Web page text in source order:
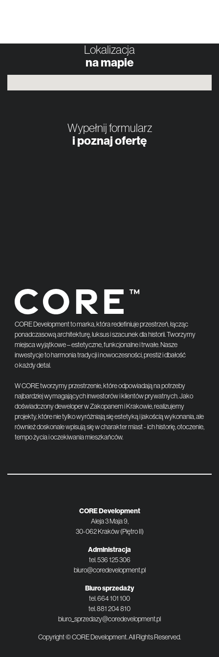
Lokalizacja
na mapie
Wypełnij formularz
i poznaj ofertę
CORE Development to marka, która redefiniuje przestrzeń, łącząc
ponadczasową architekturę, luksus i szacunek dla historii. Tworzymy
miejsca wyjątkowe – estetyczne, funkcjonalne i trwałe. Nasze
inwestycje to harmonia tradycji i nowoczesności, prestiż i dbałość
o każdy detal.
W CORE tworzymy przestrzenie, które odpowiadają na potrzeby
najbardziej wymagających inwestorów i klientów prywatnych. Jako
doświadczony deweloper w Zakopanem i Krakowie, realizujemy
projekty, które nie tylko wyróżniają się estetyką i jakością wykonania, ale
również doskonale wpisują się w charakter miast - ich historię, otoczenie,
tempo życia i oczekiwania mieszkańców.
CORE Development
Aleja 3 Maja 9,
30-062 Kraków (Piętro II)
Administracja
tel.536 125 306
biuro@coredevelopment.pl
Biuro sprzedaży
tel.664 101 100
tel.881 204 810
biuro_sprzedazy@coredevelopment.pl
Copyright © CORE Development. All Rights Reserved.